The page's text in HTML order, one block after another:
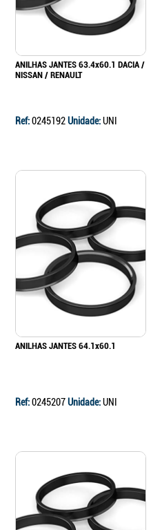
ANILHAS JANTES 63.4x60.1 DACIA /
NISSAN / RENAULT
Ref:0245192Unidade:UNI
ANILHAS JANTES 64.1x60.1
Ref:0245207Unidade:UNI